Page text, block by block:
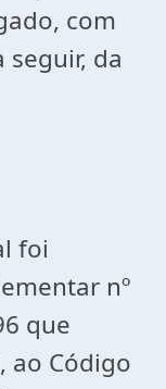
com
da
foi
nº
que
ao Código